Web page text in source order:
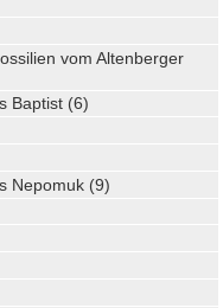
vom Altenberger
Baptist (6)
Nepomuk (9)